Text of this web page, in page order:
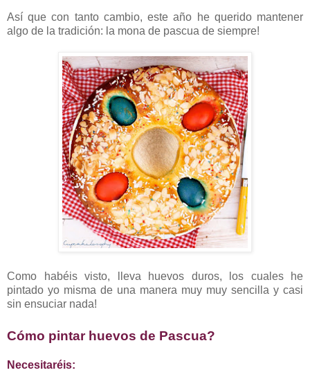
Así que con tanto cambio, este año he querido mantener
algo de la tradición: la mona de pascua de siempre!
Como habéis visto, lleva huevos duros, los cuales he
pintado yo misma de una manera muy muy sencilla y casi
sin ensuciar nada!
Cómo pintar huevos de Pascua?
Necesitaréis: